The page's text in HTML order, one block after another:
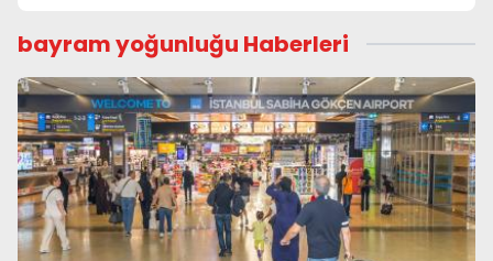
bayram yoğunluğu Haberleri